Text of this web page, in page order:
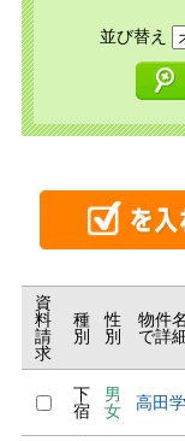
並び替え
資
料
請
求
種
別
性
別
物件
で詳
下
宿
男
女
高田